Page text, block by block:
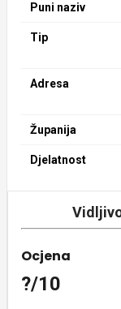
Puni naziv
Tip
Adresa
Županija
Djelatnost
Ocjena
?/10